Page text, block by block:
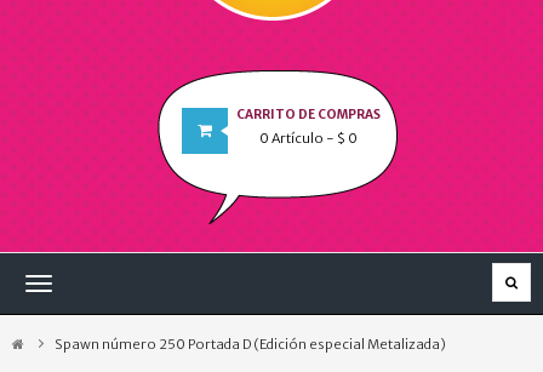
CARRITO DE COMPRAS
0 Artículo - $ 0
Navegación
Spawn número 250 Portada D (Edición especial Metalizada)